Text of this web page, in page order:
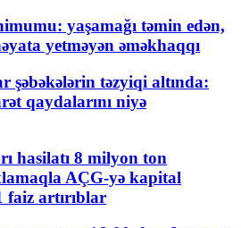
yaşamağı təmin edən,
yetməyən əməkhaqqı
şəbəkələrin təzyiqi altında:
qaydalarını niyə
hasilatı 8 milyon ton
AÇG-yə kapital
faiz artırıblar